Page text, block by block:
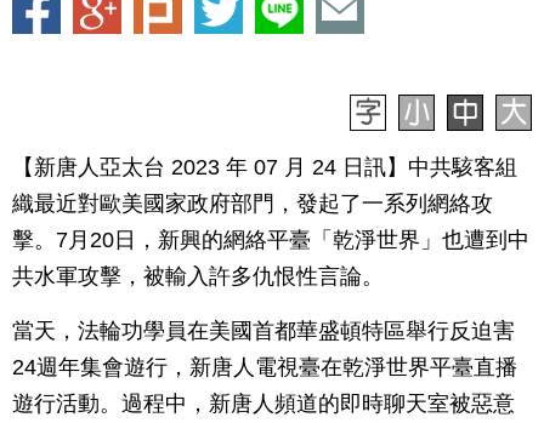
【新唐人亞太台 2023 年 07 月 24 日訊】中共駭客組
織最近對歐美國家政府部門，發起了一系列網絡攻
擊。7月20日，新興的網絡平臺「乾淨世界」也遭到中
共水軍攻擊，被輸入許多仇恨性言論。
當天，法輪功學員在美國首都華盛頓特區舉行反迫害
24週年集會遊行，新唐人電視臺在乾淨世界平臺直播
遊行活動。過程中，新唐人頻道的即時聊天室被惡意